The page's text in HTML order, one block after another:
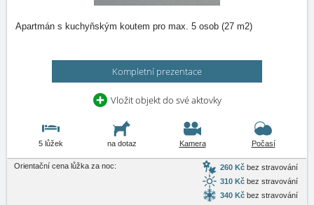
Apartmán s kuchyňským koutem pro max. 5 osob (27 m2)
Kompletní prezentace
Vložit objekt do své aktovky
5 lůžek na dotaz Kamera Počasí
Orientační cena lůžka za noc: 260 Kč bez stravování
310 Kč bez stravování
340 Kč bez stravování